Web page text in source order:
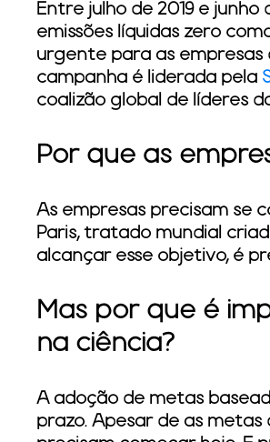
Entre julho de 2019 e
emissões líquidas zero
urgente para as empresas
campanha é liderada pela
coalizão global de líderes
Por que as
As empresas precisam se
Paris, tratado mundial
alcançar esse objetivo, é
Mas por que é
na ciência?
A adoção de metas
prazo. Apesar de as